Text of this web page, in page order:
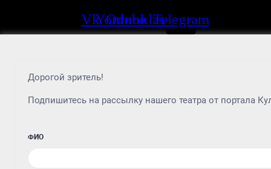
VkYoutube
Odnoklassniki
Telegram